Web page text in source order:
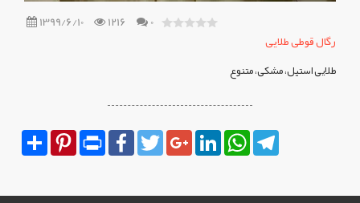
رگال
قوطی
1399/6/10 1216
0
رگال قوطی طلایی
طلایی استیل، مشکی، متنوع
SharePinterest
Print Facebook
TwitterGoogle+LinkedInWhatsApp